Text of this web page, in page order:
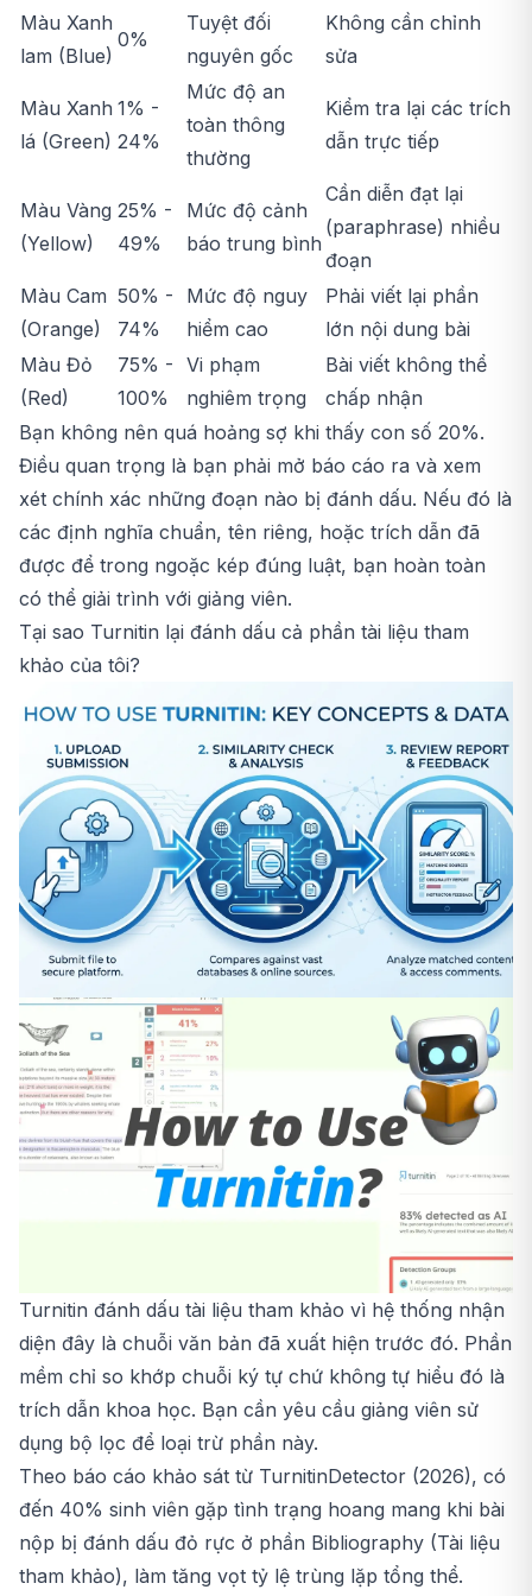
Màu Xanh
lam (Blue)
0%
Tuyệt đối
nguyên gốc
Không cần chỉnh
sửa
Màu Xanh
lá (Green)
1% -
24%
Mức độ an
toàn thông
thường
Kiểm tra lại các trích
dẫn trực tiếp
Màu Vàng
(Yellow)
25% -
49%
Mức độ cảnh
báo trung bình
Cần diễn đạt lại
(paraphrase) nhiều
đoạn
Màu Cam
(Orange)
50% -
74%
Mức độ nguy
hiểm cao
Phải viết lại phần
lớn nội dung bài
Màu Đỏ
(Red)
75% -
100%
Vi phạm
nghiêm trọng
Bài viết không thể
chấp nhận
Bạn không nên quá hoảng sợ khi thấy con số 20%.
Điều quan trọng là bạn phải mở báo cáo ra và xem
xét chính xác những đoạn nào bị đánh dấu. Nếu đó là
các định nghĩa chuẩn, tên riêng, hoặc trích dẫn đã
được để trong ngoặc kép đúng luật, bạn hoàn toàn
có thể giải trình với giảng viên.
Tại sao Turnitin lại đánh dấu cả phần tài liệu tham
khảo của tôi?
Turnitin đánh dấu tài liệu tham khảo vì hệ thống nhận
diện đây là chuỗi văn bản đã xuất hiện trước đó. Phần
mềm chỉ so khớp chuỗi ký tự chứ không tự hiểu đó là
trích dẫn khoa học. Bạn cần yêu cầu giảng viên sử
dụng bộ lọc để loại trừ phần này.
Theo báo cáo khảo sát từ TurnitinDetector (2026), có
đến 40% sinh viên gặp tình trạng hoang mang khi bài
nộp bị đánh dấu đỏ rực ở phần Bibliography (Tài liệu
tham khảo), làm tăng vọt tỷ lệ trùng lặp tổng thể.